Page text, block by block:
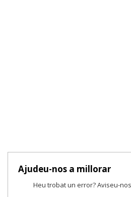
Ajudeu-nos a millorar
Heu trobat un error? Aviseu-